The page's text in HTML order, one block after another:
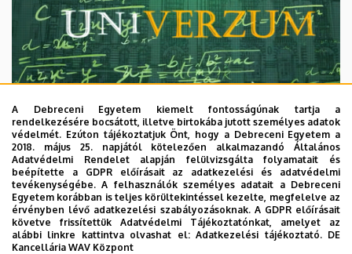
2026. augusztus 7.
Univerzum: A Debreceni Egyetem
titkos receptjei
KUTATÁS TUDOMÁNY
A Debreceni Egyetem kiemelt fontosságúnak tartja a
rendelkezésére bocsátott, illetve birtokába jutott személyes adatok
védelmét. Ezúton tájékoztatjuk Önt, hogy a Debreceni Egyetem a
2018. május 25. napjától kötelezően alkalmazandó Általános
Adatvédelmi Rendelet alapján felülvizsgálta folyamatait és
beépítette a GDPR előírásait az adatkezelési és adatvédelmi
tevékenységébe. A felhasználók személyes adatait a Debreceni
Egyetem korábban is teljes körültekintéssel kezelte, megfelelve az
érvényben lévő adatkezelési szabályozásoknak. A GDPR előírásait
követve frissítettük Adatvédelmi Tájékoztatónkat, amelyet az
alábbi linkre kattintva olvashat el:Adatkezelési tájékoztató. DE
Kancellária WAV Központ